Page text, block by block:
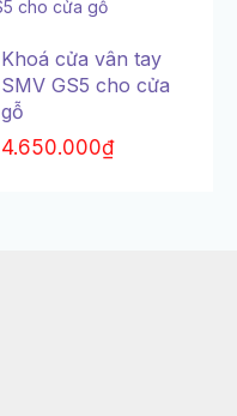
Khoá cửa vân tay
SMV GS5 cho cửa
gỗ
4.650.000₫